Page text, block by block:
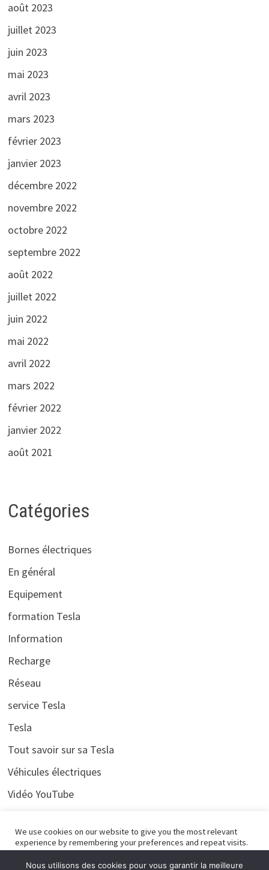
août 2023
juillet 2023
juin 2023
mai 2023
avril 2023
mars 2023
février 2023
janvier 2023
décembre 2022
novembre 2022
octobre 2022
septembre 2022
août 2022
juillet 2022
juin 2022
mai 2022
avril 2022
mars 2022
février 2022
janvier 2022
août 2021
Catégories
Bornes électriques
En général
Equipement
formation Tesla
Information
Recharge
Réseau
service Tesla
Tesla
Tout savoir sur sa Tesla
Véhicules électriques
Vidéo YouTube
We use cookies on our website to give you the most relevant
experience by remembering your preferences and repeat visits.
By clicking “Accept All”, you consent to the use of ALL the
cookies. However, you may visit "Cookie Settings" to provide a
Nous utilisons des cookies pour vous garantir la meilleure